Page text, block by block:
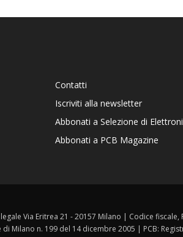
Contatti
Iscriviti alla newsletter
Abbonati a Selezione di
Abbonati a PCB Magazine
Via Eritrea 21 - 20157 Milano | Codice
Milano n. 199 del 14 dicembre 2005 | PCB: